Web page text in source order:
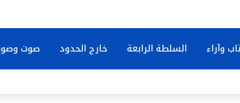
وآراء السلطة الرابعة خارج الحدود صوت